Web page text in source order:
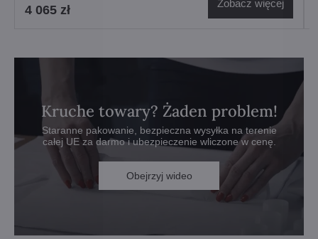
4 065 zł Zobacz więcej
Kruche towary? Żaden problem!
Staranne pakowanie, bezpieczna wysyłka na terenie
całej UE za darmo i ubezpieczenie wliczone w cenę.
Obejrzyj wideo